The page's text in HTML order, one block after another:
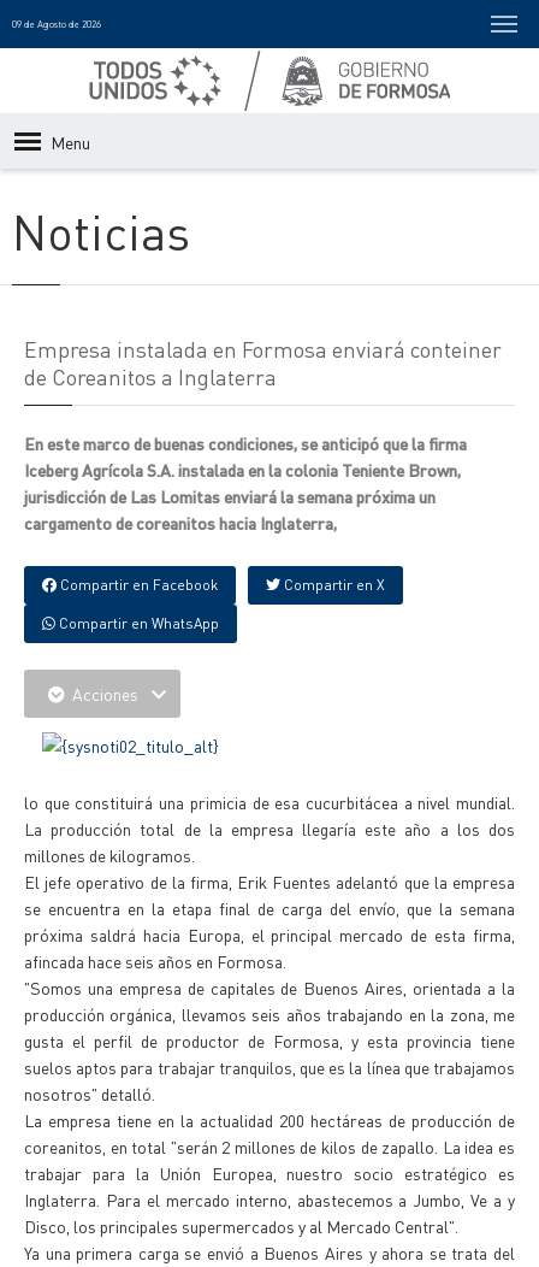
09 de Agosto de 2026
Menu
Noticias
Empresa instalada en Formosa enviará conteiner
de Coreanitos a Inglaterra
En este marco de buenas condiciones, se anticipó que la firma
Iceberg Agrícola S.A. instalada en la colonia Teniente Brown,
jurisdicción de Las Lomitas enviará la semana próxima un
cargamento de coreanitos hacia Inglaterra,
Compartir en Facebook Compartir en X
Compartir en WhatsApp
Acciones
lo que constituirá una primicia de esa cucurbitácea a nivel mundial.
La producción total de la empresa llegaría este año a los dos
millones de kilogramos.
El jefe operativo de la firma, Erik Fuentes adelantó que la empresa
se encuentra en la etapa final de carga del envío, que la semana
próxima saldrá hacia Europa, el principal mercado de esta firma,
afincada hace seis años en Formosa.
"Somos una empresa de capitales de Buenos Aires, orientada a la
producción orgánica, llevamos seis años trabajando en la zona, me
gusta el perfil de productor de Formosa, y esta provincia tiene
suelos aptos para trabajar tranquilos, que es la línea que trabajamos
nosotros" detalló.
La empresa tiene en la actualidad 200 hectáreas de producción de
coreanitos, en total "serán 2 millones de kilos de zapallo. La idea es
trabajar para la Unión Europea, nuestro socio estratégico es
Inglaterra. Para el mercado interno, abastecemos a Jumbo, Ve a y
Disco, los principales supermercados y al Mercado Central".
Ya una primera carga se envió a Buenos Aires y ahora se trata del